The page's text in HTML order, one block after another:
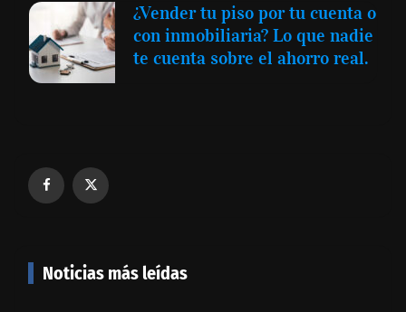
¿Vender tu piso por tu cuenta o
con inmobiliaria? Lo que nadie
te cuenta sobre el ahorro real.
Noticias más leídas